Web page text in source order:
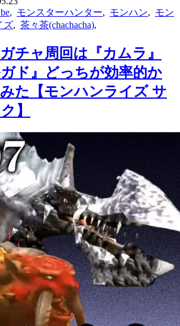
モンスターハンター モンハン
モン
ズ
茶々茶(chachacha)
チャ周回は『カムラ』
ド』どっちが効率的か
た【モンハンライズ サ
】